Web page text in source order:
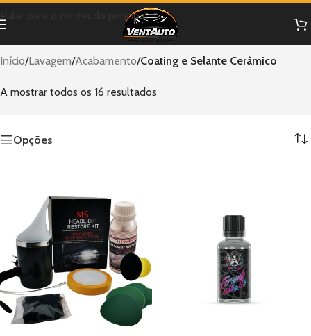
Pular para o conteúdo principal
Início/Lavagem/Acabamento/Coating e Selante Cerâmico
A mostrar todos os 16 resultados
Opções